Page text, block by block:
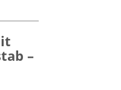
–